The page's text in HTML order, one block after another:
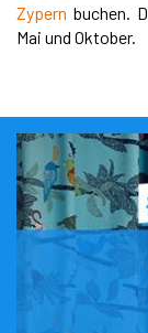
Zypern buchen.
Mai und Oktober.